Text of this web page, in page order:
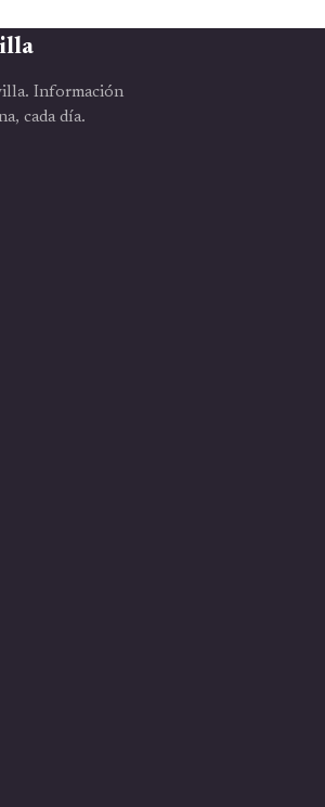
Información
cada día.